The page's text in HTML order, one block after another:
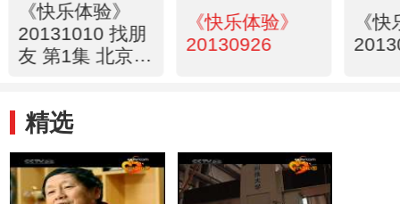
《快乐体验》
20131010 找朋
友 第1集 北京欢
《快乐体验》
20130926
《
精选